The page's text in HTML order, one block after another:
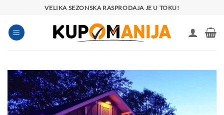
sadržaj
VELIKA SEZONSKA RASPRODAJA JE U TOKU!